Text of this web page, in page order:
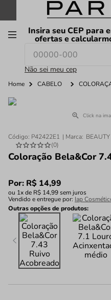
FRETE GRÁTIS nas
Insira seu CEP para
ofertas e
Não sei meu cep
O que você procura
Home CABELO
Click na
Código: P42422E1
(0)
Coloração Bela&Cor
Por: R$ 14,99
ou 1x de R$ 14,99sem juros
Vendido e entregue por: Iap
Outras opções de produtos: